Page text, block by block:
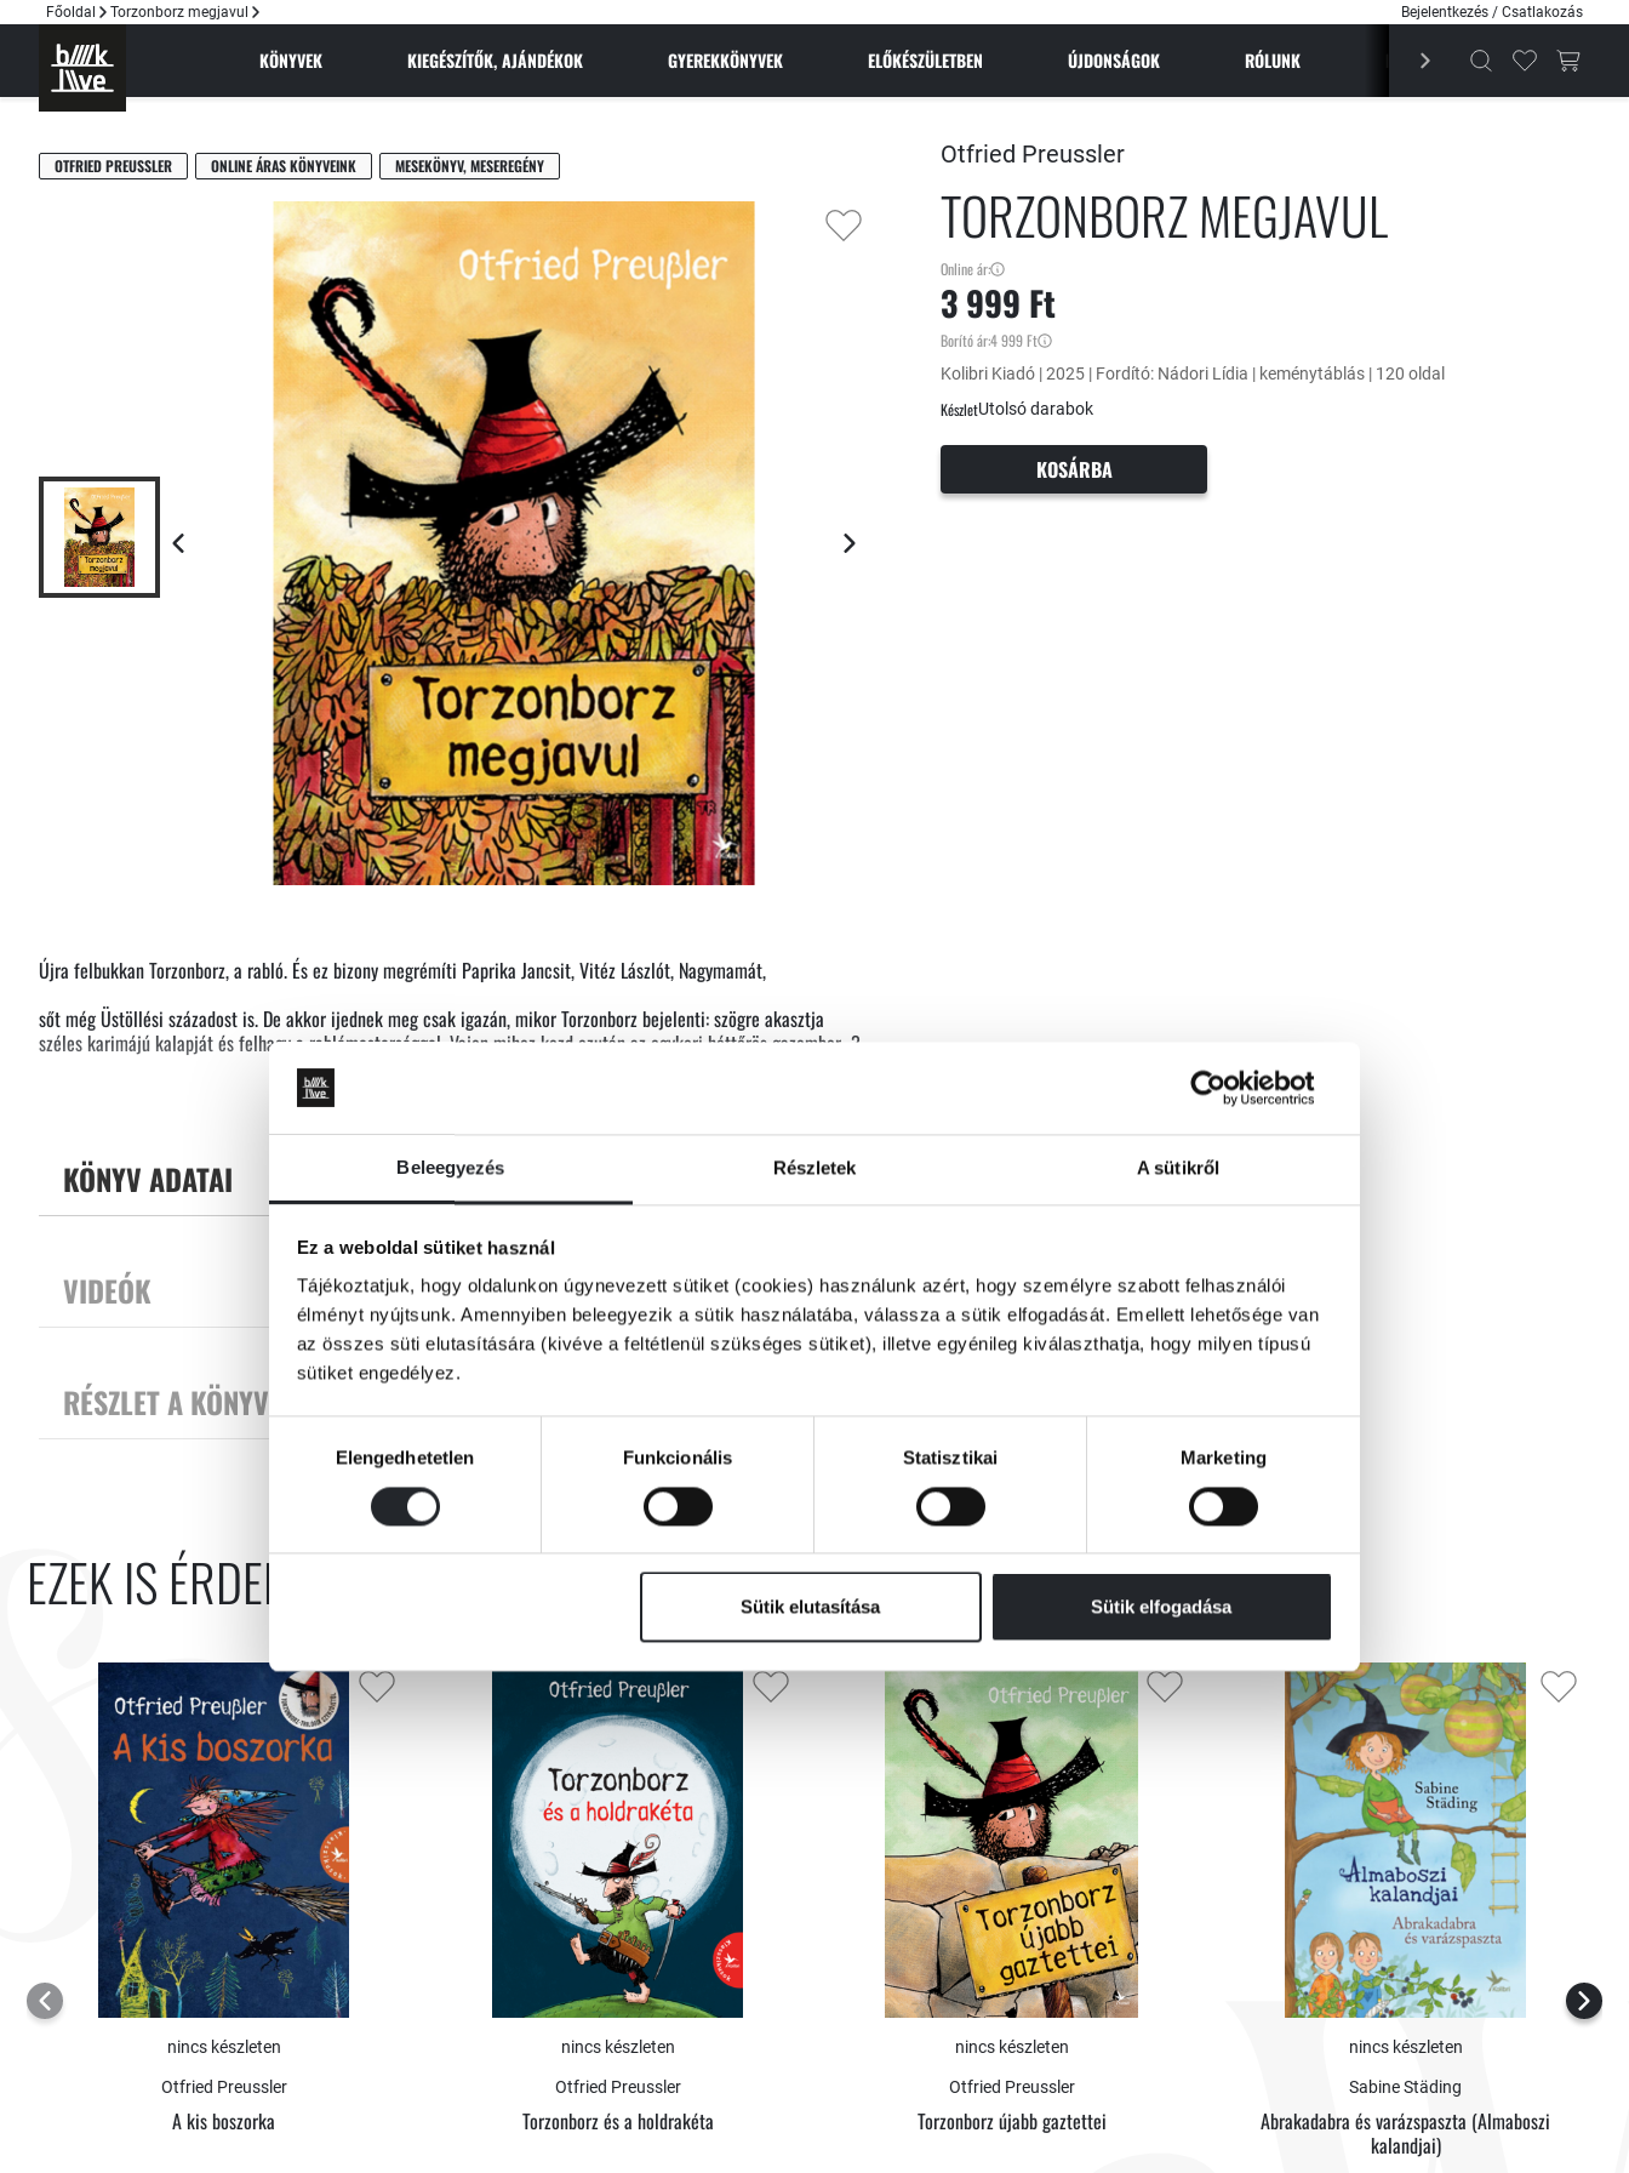
Beleegyezés Részletek A sütikről
Ez a weboldal sütiket használ
Tájékoztatjuk, hogy oldalunkon úgynevezett sütiket (cookies) használunk azért, hogy személyre szabott felhasználói
élményt nyújtsunk. Amennyiben beleegyezik a sütik használatába, válassza a sütik elfogadását. Emellett lehetősége van
az összes süti elutasítására (kivéve a feltétlenül szükséges sütiket), illetve egyénileg kiválaszthatja, hogy milyen típusú
sütiket engedélyez.
kiválasztásaElengedhetetlen Funkcionális Statisztikai Marketing
Sütik elutasítása Sütik elfogadása
Főoldal Torzonborz megjavul Bejelentkezés / Csatlakozás
KÖNYVEK KIEGÉSZÍTŐK, AJÁNDÉKOK GYEREKKÖNYVEK ELŐKÉSZÜLETBEN ÚJDONSÁGOK RÓLUNK BESTSELLEREK MAGAZIN
OTFRIED PREUSSLER ONLINE ÁRAS KÖNYVEINK MESEKÖNYV, MESEREGÉNY
Újra felbukkan Torzonborz, a rabló. És ez bizony megrémíti Paprika Jancsit, Vitéz Lászlót, Nagymamát,
sőt még Üstöllési századost is. De akkor ijednek meg csak igazán, mikor Torzonborz bejelenti: szögre akasztja
széles karimájú kalapját és felhagy a rablómesterséggel. Vajon mihez kezd ezután az egykori héttőrös gazember...?
A klasszikusnak számító német gyerekkönyvszerző, Otfried Preussler történetei immár 50 éve kicsik és nagyok
kedvencei.
Tovább
KÖNYV ADATAI
VIDEÓK
RÉSZLET A KÖNYVBŐL
Otfried Preussler
TORZONBORZ MEGJAVUL
Online ár:
3 999 Ft
Borító ár:4 999 Ft
Kolibri Kiadó | 2025 | Fordító: Nádori Lídia | keménytáblás | 120 oldal
KészletUtolsó darabok
KOSÁRBA
EZEK IS ÉRDEKELHETNEK
nincs készleten
Otfried Preussler
A kis boszorka
nincs készleten
Otfried Preussler
Torzonborz és a holdrakéta
nincs készleten
Otfried Preussler
Torzonborz újabb gaztettei
nincs készleten
Sabine Städing
Abrakadabra és varázspaszta (Almaboszi
kalandjai)